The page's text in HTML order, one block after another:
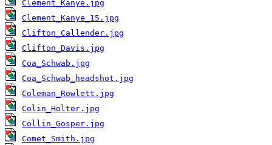
Clement_Kanye.jpg
Clement_Kanye_15.jpg
Clifton_Callender.jpg
Clifton_Davis.jpg
Coa_Schwab.jpg
Coa_Schwab_headshot.jpg
Coleman_Rowlett.jpg
Colin_Holter.jpg
Collin_Gosper.jpg
Comet_Smith.jpg